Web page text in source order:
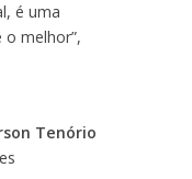
é uma
melhor”,
Tenório